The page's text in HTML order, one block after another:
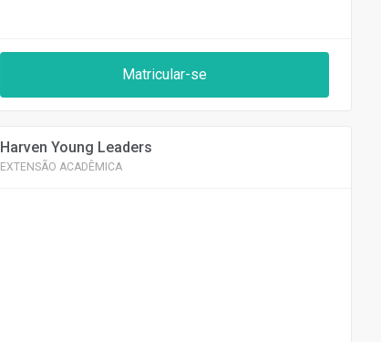
Matricular-se
Harven Young Leaders
EXTENSÃO ACADÊMICA